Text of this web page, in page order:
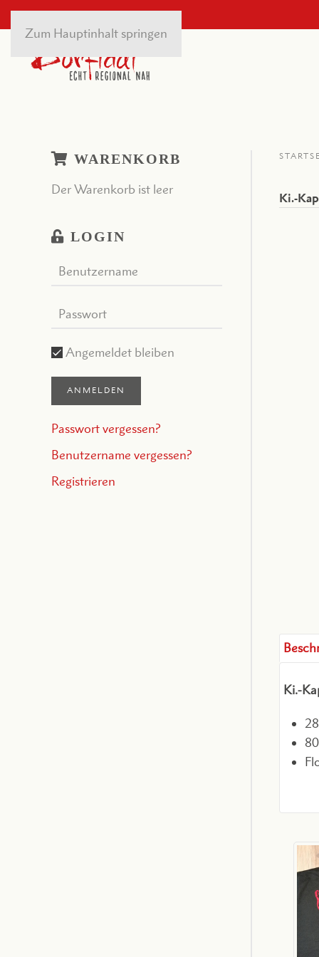
Zum Hauptinhalt springen
Ki.-
Ki.-
WARENKORB
Der Warenkorb ist leer
LOGIN
Angemeldet bleiben
ANMELDEN
Passwort vergessen?
Benutzername vergessen?
Registrieren